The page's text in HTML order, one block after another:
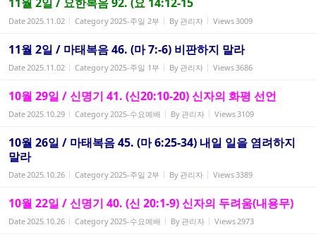
Date2025.11.02 Category2025-주일 2부 By 관리자 Views3009
11월 2일 / 마태복음 46. (마 7:-6) 비판하지 말라
Date2025.11.02 Category2025-주일 1부 By 관리자 Views3686
10월 29일 / 신명기 41. (신20:10-20) 신자의 화평 선언
Date2025.10.29 Category2025-수요예배 By 관리자 Views3109
10월 26일 / 마태복음 45. (마 6:25-34) 내일 일을 염려하지
말라
Date2025.10.26 Category2025-주일 2부 By 관리자 Views3389
10월 22일 / 신명기 40. (신 20:1-9) 신자의 두려움(내용무)
Date2025.10.26 Category2025-수요예배 By 관리자 Views2973